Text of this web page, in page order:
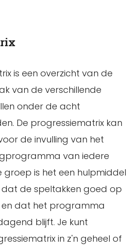
is een overzicht van de
van de verschillende
onder de acht
De progressiematrix kan
de invulling van het
van iedere
groep is het een hulpmiddel
de speltakken goed op
dat het programma
blijft. Je kunt
in z'n geheel of